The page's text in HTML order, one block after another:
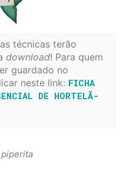
técnicas terão
download! Para quem
guardado no
neste link: FICHA
DE HORTELÃ-